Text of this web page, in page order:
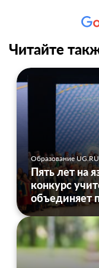
Читайте
Образование UG.RU
Пять лет на
конкурс
объединяет